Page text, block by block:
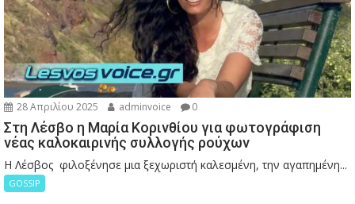
28 Απριλίου 2025 adminvoice 0
Στη Λέσβο η Μαρία Κορινθίου για φωτογράφιση
νέας καλοκαιρινής συλλογής ρούχων
Η Λέσβος φιλοξένησε μια ξεχωριστή καλεσμένη, την αγαπημένη...
GOSSIP